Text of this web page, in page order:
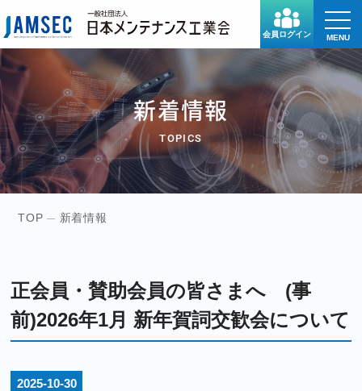
会員ログイン
toggle
MENU
新着情報
TOPICS
TOP 新着情報
正会員・賛助会員の皆さまへ (事
前)2026年1月 新年賀詞交歓会について
2025-10-30